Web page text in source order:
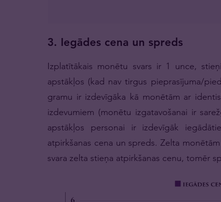
3. Iegādes cena un spreds
Izplatītākais monētu svars ir 1 unce,
apstākļos (kad nav tirgus pieprasījuma/
gramu ir izdevīgāka kā monētām ar
izdevumiem (monētu izgatavošanai ir
apstākļos personai ir izdevīgāk
atpirkšanas cena un spreds. Zelta
svara zelta stieņa atpirkšanas cenu, tomēr